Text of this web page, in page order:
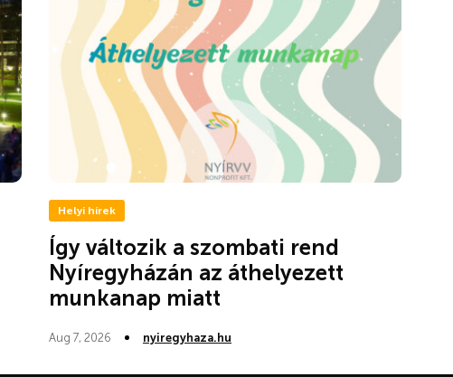
Helyi hírek
Így változik a szombati rend
Nyíregyházán az áthelyezett
munkanap miatt
Aug 7, 2026 nyiregyhaza.hu